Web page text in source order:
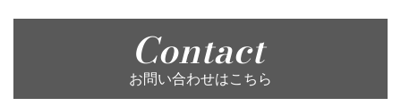
Contact
お問い合わせはこちら